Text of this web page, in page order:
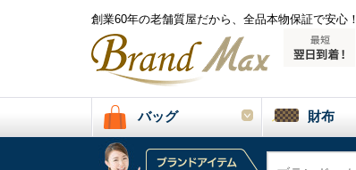
創業60年の老舗質屋だから、全品本物保証で安心！
バッグ 財布